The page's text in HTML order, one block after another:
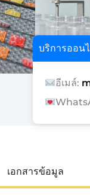
บริการออน
อีเมล์:
เอกสารข้อมูล